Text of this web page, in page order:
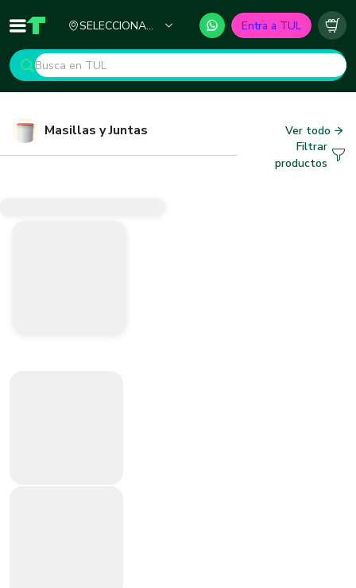
Inicio TUL - Tu Marketplace de Construcción
SELECCIONA
Entra a TUL
Masillas y Juntas
Ver todo
Filtrar
productos